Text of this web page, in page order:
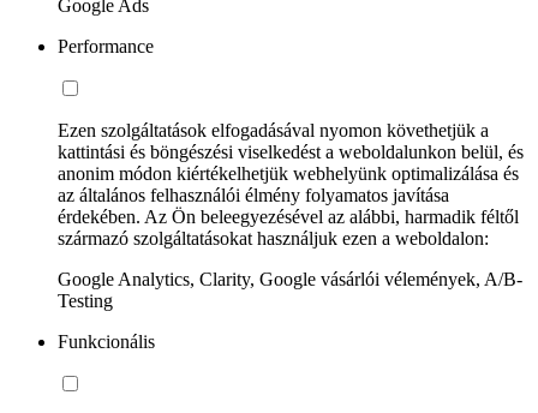
Google Ads
Performance
Ezen szolgáltatások elfogadásával nyomon követhetjük a
kattintási és böngészési viselkedést a weboldalunkon belül, és
anonim módon kiértékelhetjük webhelyünk optimalizálása és
az általános felhasználói élmény folyamatos javítása
érdekében. Az Ön beleegyezésével az alábbi, harmadik féltől
származó szolgáltatásokat használjuk ezen a weboldalon:
Google Analytics, Clarity, Google vásárlói vélemények, A/B-
Testing
Funkcionális